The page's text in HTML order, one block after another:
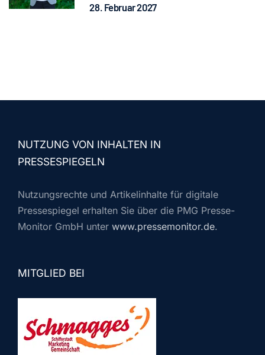
28. Februar 2027
NUTZUNG VON INHALTEN IN
PRESSESPIEGELN
Nutzungsrechte und Artikelinhalte für digitale
Pressespiegel erhalten Sie über die PMG Presse-
Monitor GmbH unter www.pressemonitor.de.
MITGLIED BEI